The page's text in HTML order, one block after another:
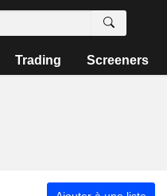
Trading Screeners